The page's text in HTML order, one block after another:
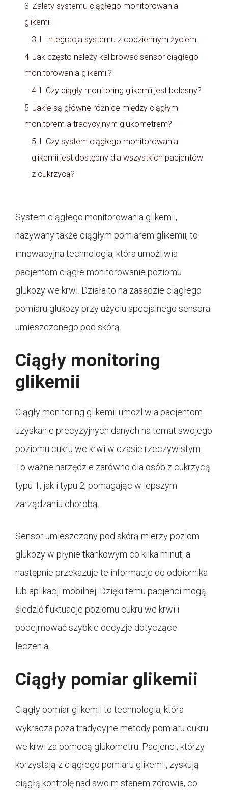
3 Zalety systemu ciągłego monitorowania
glikemii
3.1
Integracja systemu z codziennym życiem
4 Jak często należy kalibrować sensor ciągłego
monitorowania glikemii?
4.1 Czy ciągły monitoring glikemii jest bolesny?
5 Jakie są główne różnice między ciągłym
monitorem a tradycyjnym glukometrem?
5.1 Czy system ciągłego monitorowania
glikemii jest dostępny dla wszystkich pacjentów
z cukrzycą?
System ciągłego monitorowania glikemii,
nazywany także ciągłym pomiarem glikemii, to
innowacyjna technologia, która umożliwia
pacjentom ciągłe monitorowanie poziomu
glukozy we krwi. Działa to na zasadzie ciągłego
pomiaru glukozy przy użyciu specjalnego sensora
umieszczonego pod skórą.
Ciągły monitoring
glikemii
Ciągły monitoring glikemii umożliwia pacjentom
uzyskanie precyzyjnych danych na temat swojego
poziomu cukru we krwi w czasie rzeczywistym.
To ważne narzędzie zarówno dla osób z cukrzycą
typu 1, jak i typu 2, pomagając w lepszym
zarządzaniu chorobą.
Sensor umieszczony pod skórą mierzy poziom
glukozy w płynie tkankowym co kilka minut, a
następnie przekazuje te informacje do odbiornika
lub aplikacji mobilnej. Dzięki temu pacjenci mogą
śledzić fluktuacje poziomu cukru we krwi i
podejmować szybkie decyzje dotyczące
leczenia.
Ciągły pomiar glikemii
Ciągły pomiar glikemii to technologia, która
wykracza poza tradycyjne metody pomiaru cukru
we krwi za pomocą glukometru. Pacjenci, którzy
korzystają z ciągłego pomiaru glikemii, zyskują
ciągłą kontrolę nad swoim stanem zdrowia, co